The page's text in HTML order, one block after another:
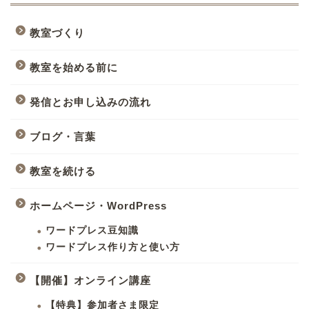
教室づくり
教室を始める前に
発信とお申し込みの流れ
ブログ・言葉
教室を続ける
ホームページ・WordPress
ワードプレス豆知識
ワードプレス作り方と使い方
【開催】オンライン講座
【特典】参加者さま限定